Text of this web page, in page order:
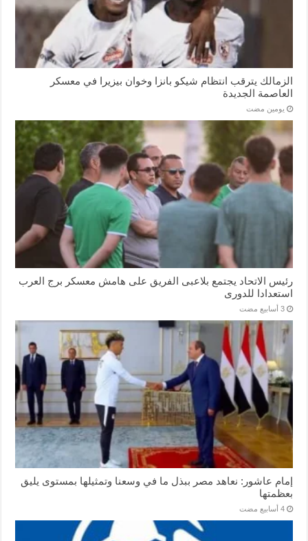
الزمالك يترقب انتظام شيكو بانزا وخوان بيزيرا في معسكر
العاصمة الجديدة
‏يومين مضت
رئيس الاتحاد يجتمع بلاعبى الفريق على هامش معسكر برج العرب
استعدادا للدورى
‏3 أسابيع مضت
إمام عاشور: نعاهد مصر ببذل ما في وسعنا وتمثيلها بمستوى يليق
بعظمتها
‏4 أسابيع مضت